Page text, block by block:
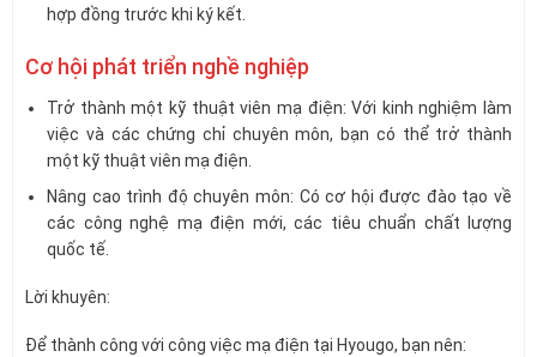
hợp đồng trước khi ký kết.
Cơ hội phát triển nghề nghiệp
Trở thành một kỹ thuật viên mạ điện: Với kinh nghiệm làm
việc và các chứng chỉ chuyên môn, bạn có thể trở thành
một kỹ thuật viên mạ điện.
Nâng cao trình độ chuyên môn: Có cơ hội được đào tạo về
các công nghệ mạ điện mới, các tiêu chuẩn chất lượng
quốc tế.
Lời khuyên:
Để thành công với công việc mạ điện tại Hyougo, bạn nên: